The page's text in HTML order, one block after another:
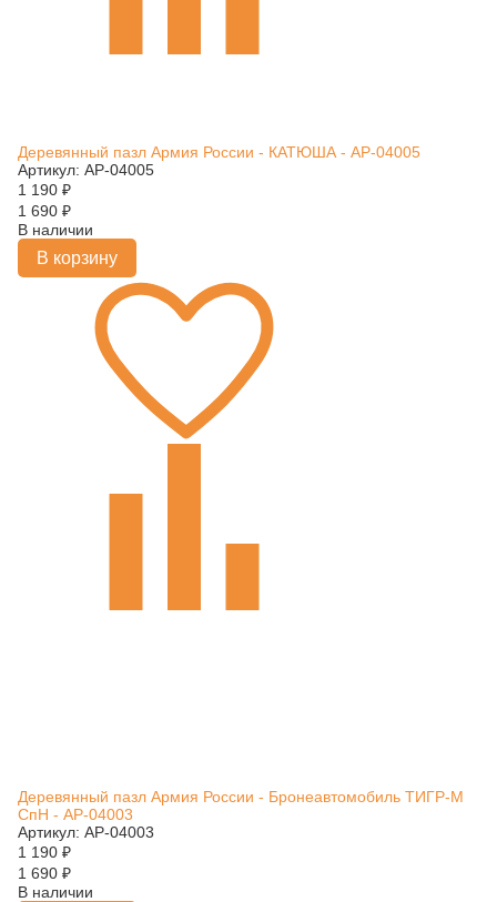
Деревянный пазл Армия России - КАТЮША - АР-04005
Артикул: АР-04005
1 190 ₽
1 690 ₽
В наличии
В корзину
Деревянный пазл Армия России - Бронеавтомобиль ТИГР-М
СпН - АР-04003
Артикул: АР-04003
1 190 ₽
1 690 ₽
В наличии